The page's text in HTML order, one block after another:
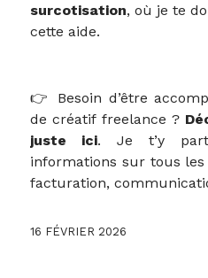
surcotisation, où je te
cette aide.
👉 Besoin d’être
de créatif freelance ?
juste ici. Je t’y
informations sur tous
facturation,
16 FÉVRIER 2026